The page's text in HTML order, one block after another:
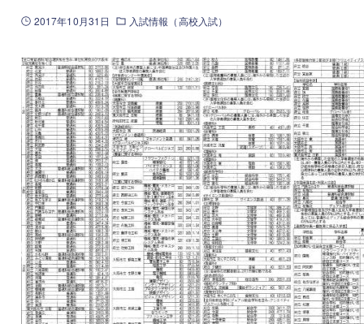
2017年10月31日 入試情報（高校入試）